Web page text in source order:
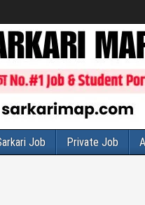
Job Private Job